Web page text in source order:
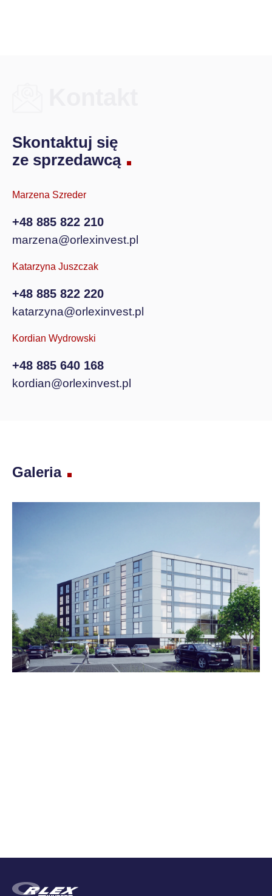
Skontaktuj się
ze sprzedawcą
Marzena Szreder
+48 885 822 210
marzena@orlexinvest.pl
Katarzyna Juszczak
+48 885 822 220
katarzyna@orlexinvest.pl
Kordian Wydrowski
+48 885 640 168
kordian@orlexinvest.pl
Galeria